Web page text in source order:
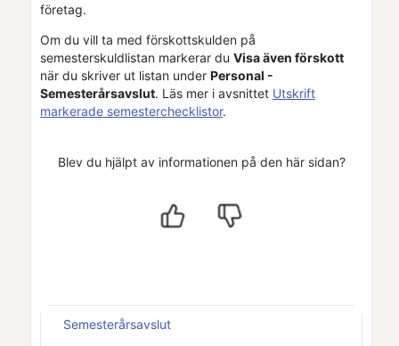
företag.
Om du vill ta med förskottskulden på
semesterskuldlistan markerar du Visa även förskott
när du skriver ut listan under Personal -
Semesterårsavslut. Läs mer i avsnittet Utskrift
markerade semesterchecklistor.
Blev du hjälpt av informationen på den här sidan?
Semesterårsavslut